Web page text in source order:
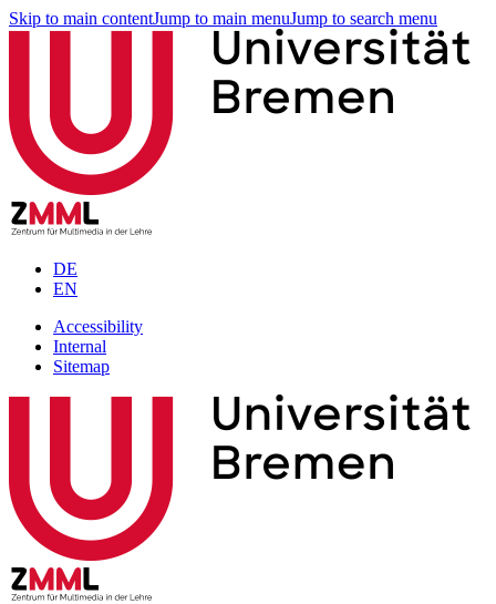
Skip to main contentJump to main menuJump to search menu
DE
EN
Accessibility
Internal
Sitemap